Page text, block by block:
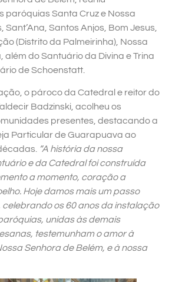
paróquias Santa Cruz e Nossa
Santos Anjos, Bom Jesus,
(Distrito da Palmeirinha), Nossa
além do Santuário da Divina e Trina
de Schoenstatt.
o pároco da Catedral e reitor do
Badzinski, acolheu os
presentes, destacando a
Particular de Guarapuava ao
“A história da nossa
e da Catedral foi construída
a momento, coração a
Hoje damos mais um passo
celebrando os 60 anos da instalação
unidas às demais
testemunham o amor à
Senhora de Belém, e à nossa